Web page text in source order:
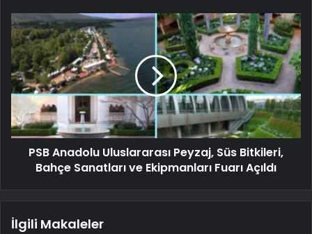
PSB Anadolu Uluslararası Peyzaj, Süs Bitkileri,
Bahçe Sanatları ve Ekipmanları Fuarı Açıldı
İlgili Makaleler